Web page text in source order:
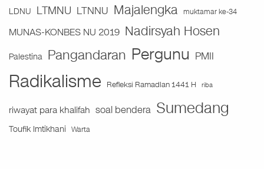
LDNU LTMNU LTNNU Majalengka muktamar ke-34
MUNAS-KONBES NU 2019 Nadirsyah Hosen
Palestina Pangandaran Pergunu PMII
Radikalisme Refleksi Ramadlan 1441 H riba
riwayat para khalifah soal bendera Sumedang
Toufik Imtikhani Warta